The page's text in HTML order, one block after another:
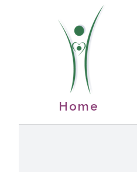
Home